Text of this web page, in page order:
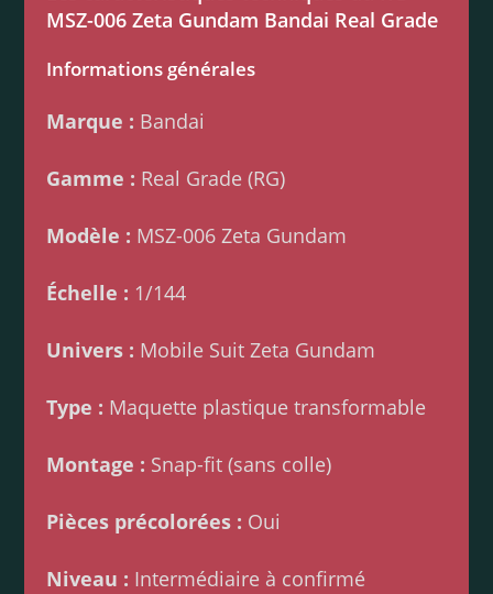
MSZ-006 Zeta Gundam Bandai Real Grade
Informations générales
Marque : Bandai
Gamme : Real Grade (RG)
Modèle : MSZ-006 Zeta Gundam
Échelle : 1/144
Univers : Mobile Suit Zeta Gundam
Type : Maquette plastique transformable
Montage : Snap-fit (sans colle)
Pièces précolorées : Oui
Niveau : Intermédiaire à confirmé